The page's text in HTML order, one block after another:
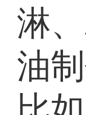
淋
油